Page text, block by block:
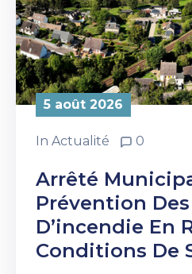
5 août 2026
In Actualité 0
Arrêté
Prévention
D’incendie En
Conditions De